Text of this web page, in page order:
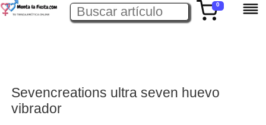
0
Sevencreations ultra seven huevo
vibrador